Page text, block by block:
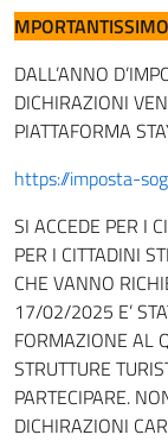
MPORTANTISSIMO
DALL’ANNO
DICHIRAZIONI
PIATTAFORMA
https://imposta-
SI ACCEDE PER I
PER I CITTADINI
CHE VANNO
17/02/2025 E’
FORMAZIONE AL
STRUTTURE
PARTECIPARE.
DICHIRAZIONI